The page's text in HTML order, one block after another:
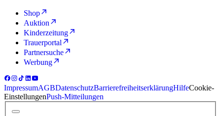
Shop
Auktion
Kinderzeitung
Trauerportal
Partnersuche
Werbung
ImpressumAGBDatenschutzBarrierefreiheitserklärungHilfeCookie-
EinstellungenPush-Mitteilungen